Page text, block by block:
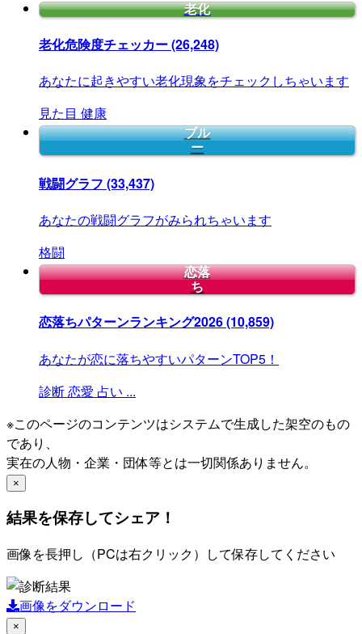
老化
老化危険度チェッカー(26,248)
あなたに起きやすい老化現象をチェックしちゃいます
見た目 健康
ブル
ー
戦闘グラフ (33,437)
あなたの戦闘グラフがみられちゃいます
格闘
恋落
ち
恋落ちパターンランキング2026(10,859)
あなたが恋に落ちやすいパターンTOP5！
診断恋愛 占い ...
※このページのコンテンツはシステムで生成した架空のもの
であり、
実在の人物・企業・団体等とは一切関係ありません。
×
結果を保存してシェア！
画像を長押し（PCは右クリック）して保存してください
画像をダウンロード
×